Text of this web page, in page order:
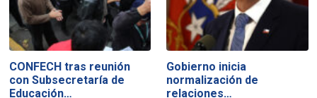
CONFECH tras reunión
con Subsecretaría de
Educación…
Gobierno inicia
normalización de
relaciones…